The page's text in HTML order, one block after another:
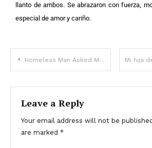
llanto de ambos. Se abrazaron con fuerza,
especial de amor y cariño.
Homeless Man Asked Me to Buy Him Coffee on His Birthday — Hours Later, He Sat Next to Me in First Class
Leave a Reply
Your email address will not be
are marked *